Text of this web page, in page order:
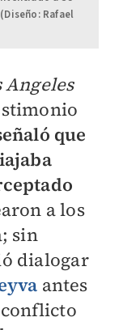
Rafael
Angeles
que
a los
sin
dialogar
antes